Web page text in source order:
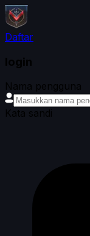
Daftar
login
Nama pengguna
Kata sandi